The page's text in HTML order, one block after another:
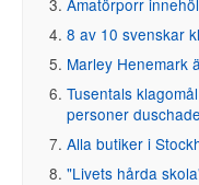
8 av 10 svenskar
Marley Henemark
Tusentals
personer duschade
Alla butiker i
"Livets hårda